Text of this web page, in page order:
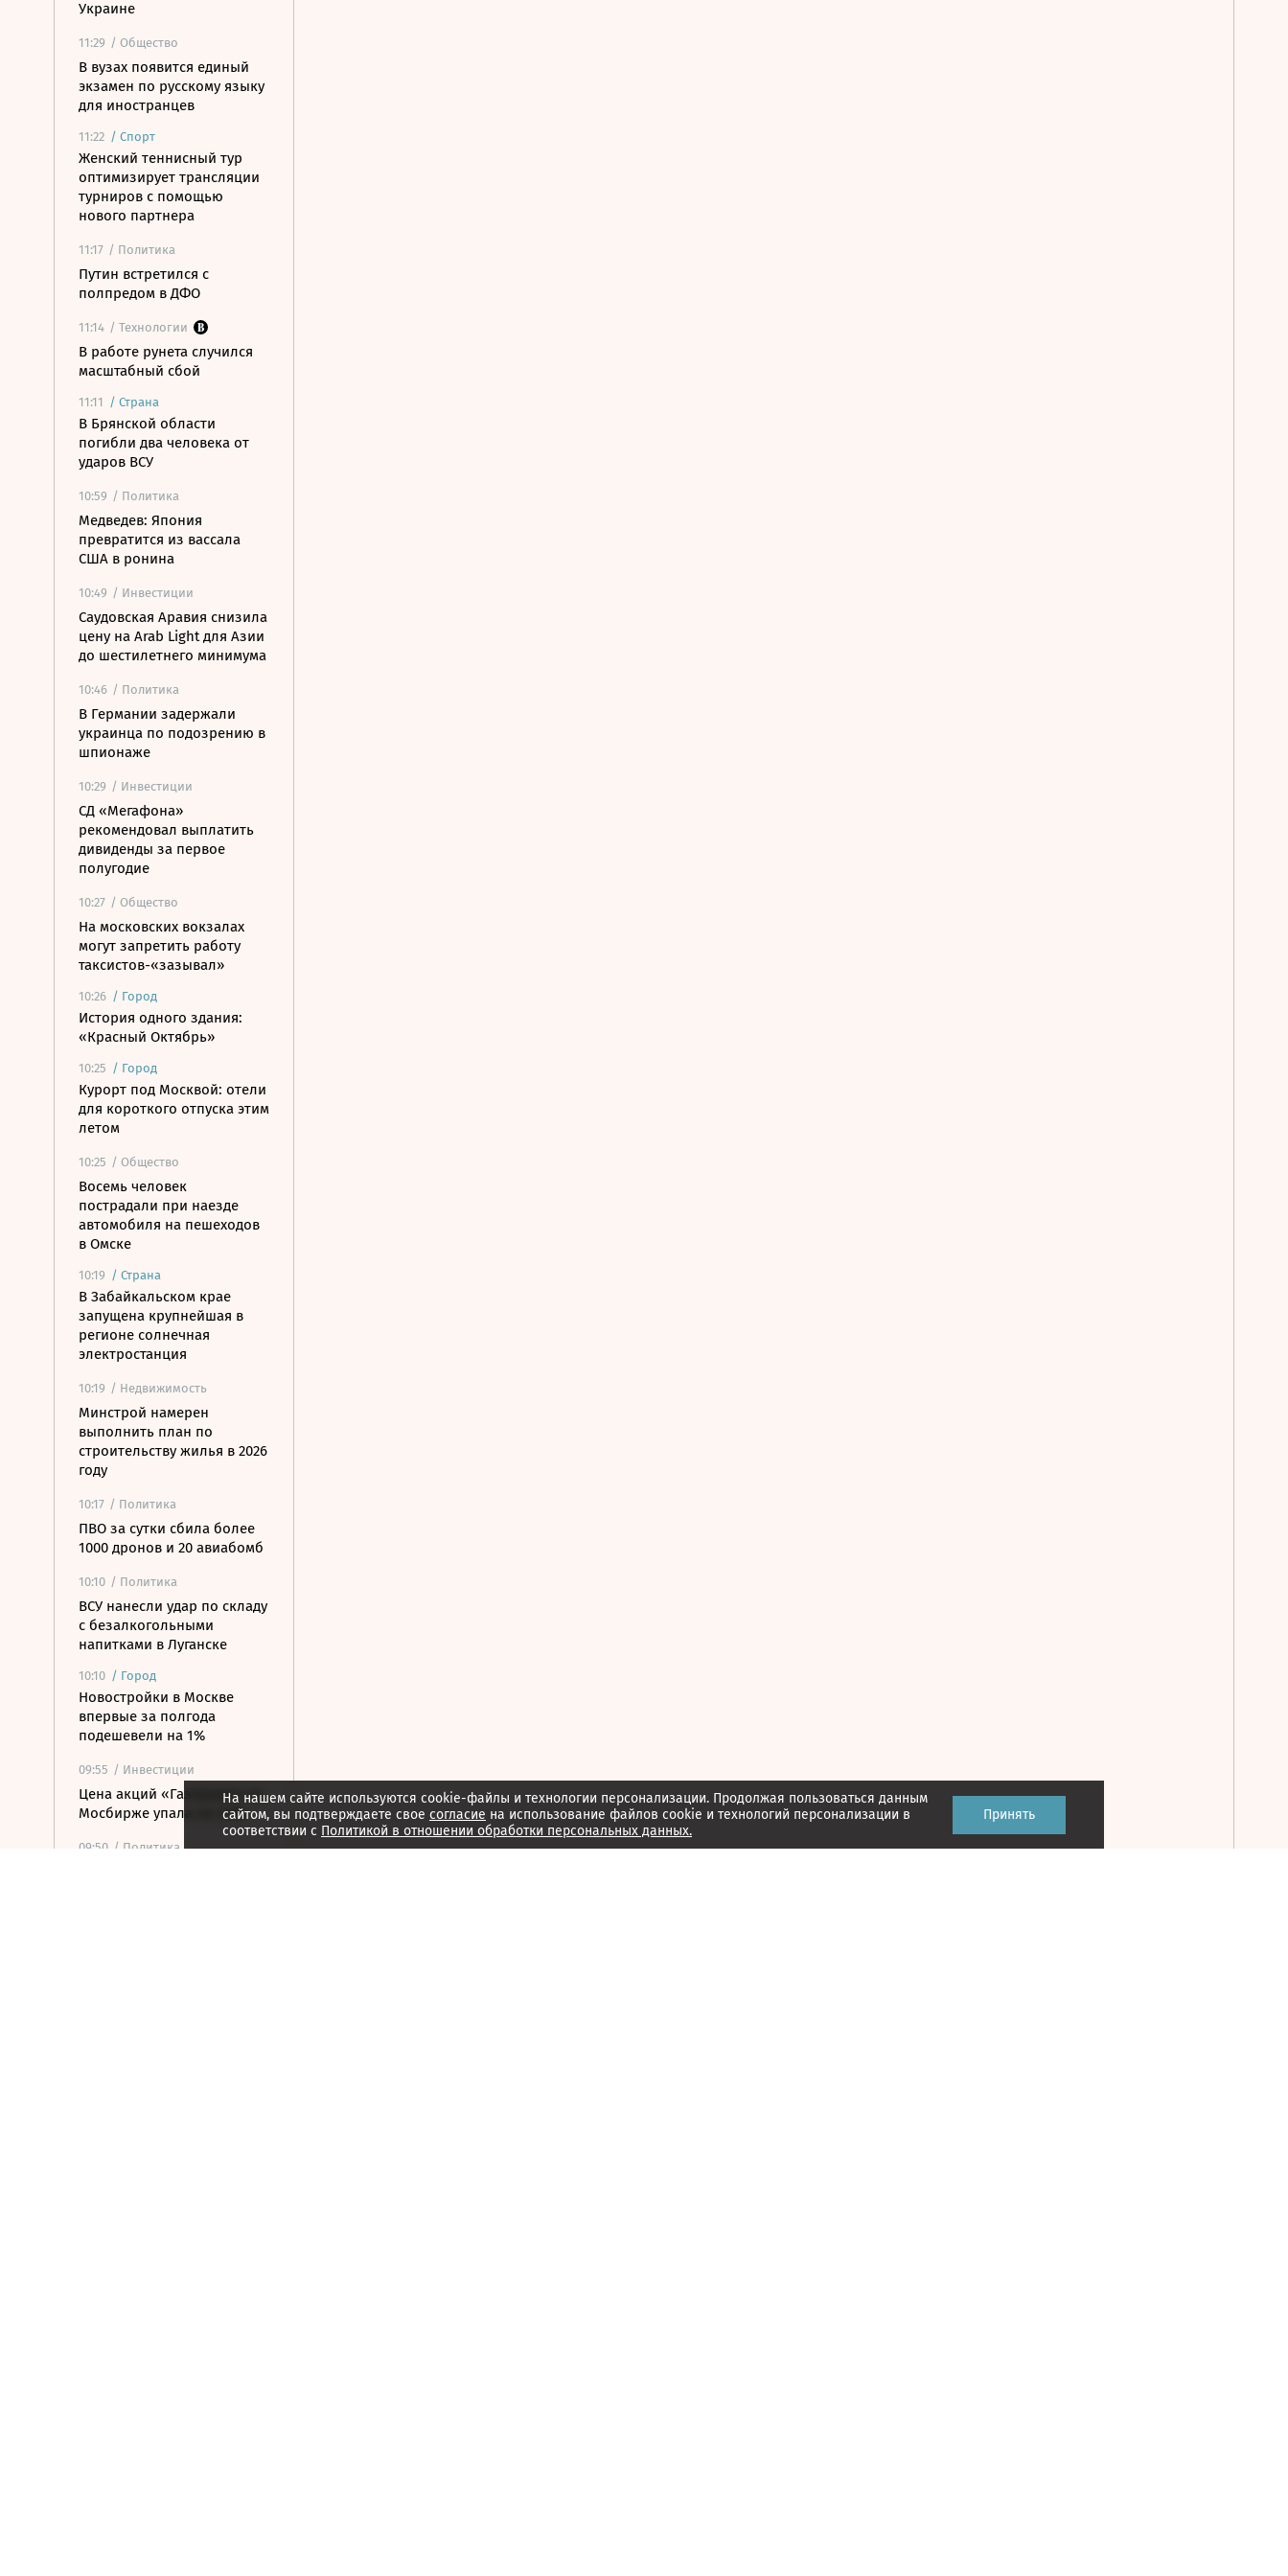
Украине
11:29 / Общество
В вузах появится единый
экзамен по русскому языку
для иностранцев
11:22 / Спорт
Женский теннисный тур
оптимизирует трансляции
турниров с помощью
нового партнера
11:17 / Политика
Путин встретился с
полпредом в ДФО
11:14 / Технологии
В работе рунета случился
масштабный сбой
11:11 / Страна
В Брянской области
погибли два человека от
ударов ВСУ
10:59 / Политика
Медведев: Япония
превратится из вассала
США в ронина
10:49 / Инвестиции
Саудовская Аравия снизила
цену на Arab Light для Азии
до шестилетнего минимума
10:46 / Политика
В Германии задержали
украинца по подозрению в
шпионаже
10:29 / Инвестиции
СД «Мегафона»
рекомендовал выплатить
дивиденды за первое
полугодие
10:27 / Общество
На московских вокзалах
могут запретить работу
таксистов-«зазывал»
10:26 / Город
История одного здания:
«Красный Октябрь»
10:25 / Город
Курорт под Москвой: отели
для короткого отпуска этим
летом
10:25 / Общество
Восемь человек
пострадали при наезде
автомобиля на пешеходов
в Омске
10:19 / Страна
В Забайкальском крае
запущена крупнейшая в
регионе солнечная
электростанция
10:19 / Недвижимость
Минстрой намерен
выполнить план по
строительству жилья в 2026
году
10:17 / Политика
ПВО за сутки сбила более
1000 дронов и 20 авиабомб
10:10 / Политика
ВСУ нанесли удар по складу
с безалкогольными
напитками в Луганске
10:10 / Город
Новостройки в Москве
впервые за полгода
подешевели на 1%
09:55 / Инвестиции
Цена акций «Газпрома» на
Мосбирже упала на 2,1%
09:50 / Политика
На нашем сайте используются cookie-файлы и технологии персонализации. Продолжая пользоваться данным
сайтом, вы подтверждаете свое согласие на использование файлов cookie и технологий персонализации в
соответствии с Политикой в отношении обработки персональных данных.
Принять